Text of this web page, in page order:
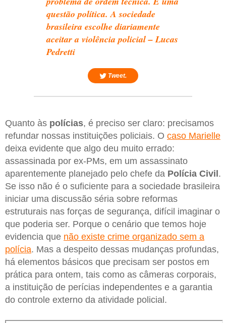
questão política. A sociedade
brasileira escolhe diariamente
aceitar a violência policial – Lucas
Pedretti
Tweet.
Quanto às polícias, é preciso ser claro: precisamos
refundar nossas instituições policiais. O caso Marielle
deixa evidente que algo deu muito errado:
assassinada por ex-PMs, em um assassinato
aparentemente planejado pelo chefe da Polícia Civil .
Se isso não é o suficiente para a sociedade brasileira
iniciar uma discussão séria sobre reformas
estruturais nas forças de segurança, difícil imaginar o
que poderia ser. Porque o cenário que temos hoje
evidencia que não existe crime organizado sem a
polícia. Mas a despeito dessas mudanças profundas,
há elementos básicos que precisam ser postos em
prática para ontem, tais como as câmeras corporais,
a instituição de perícias independentes e a garantia
do controle externo da atividade policial.